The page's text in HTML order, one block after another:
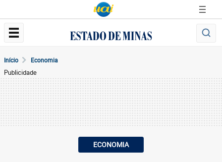
Início Economia
Publicidade
ECONOMIA